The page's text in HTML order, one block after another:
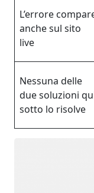
L’errore
anche sul sito
live
Nessuna delle
due soluzioni
sotto lo risolve